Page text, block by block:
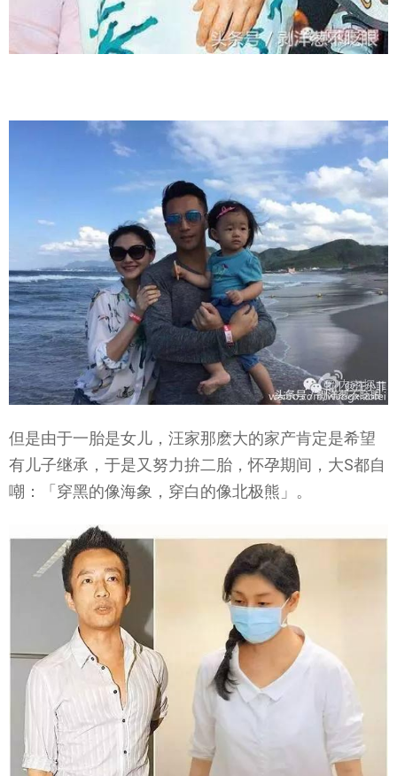
但是由于一胎是女儿，汪家那麽大的家产肯定是希望
有儿子继承，于是又努力拚二胎，怀孕期间，大S都自
嘲：「穿黑的像海象，穿白的像北极熊」。